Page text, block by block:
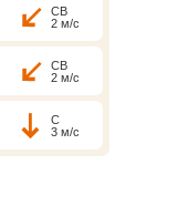
СВ
2 м/с
СВ
2 м/с
С
3 м/с